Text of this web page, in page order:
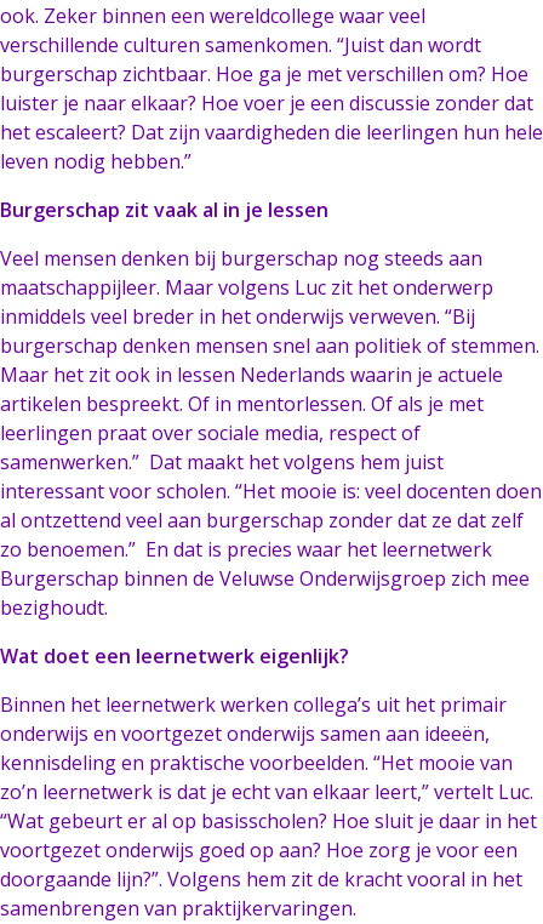
ook. Zeker binnen een wereldcollege waar veel
verschillende culturen samenkomen. “Juist dan wordt
burgerschap zichtbaar. Hoe ga je met verschillen om? Hoe
luister je naar elkaar? Hoe voer je een discussie zonder dat
het escaleert? Dat zijn vaardigheden die leerlingen hun hele
leven nodig hebben.”
Burgerschap zit vaak al in je lessen
Veel mensen denken bij burgerschap nog steeds aan
maatschappijleer. Maar volgens Luc zit het onderwerp
inmiddels veel breder in het onderwijs verweven. “Bij
burgerschap denken mensen snel aan politiek of stemmen.
Maar het zit ook in lessen Nederlands waarin je actuele
artikelen bespreekt. Of in mentorlessen. Of als je met
leerlingen praat over sociale media, respect of
samenwerken.” Dat maakt het volgens hem juist
interessant voor scholen. “Het mooie is: veel docenten doen
al ontzettend veel aan burgerschap zonder dat ze dat zelf
zo benoemen.” En dat is precies waar het leernetwerk
Burgerschap binnen de Veluwse Onderwijsgroep zich mee
bezighoudt.
Wat doet een leernetwerk eigenlijk?
Binnen het leernetwerk werken collega’s uit het primair
onderwijs en voortgezet onderwijs samen aan ideeën,
kennisdeling en praktische voorbeelden. “Het mooie van
zo’n leernetwerk is dat je echt van elkaar leert,” vertelt Luc.
“Wat gebeurt er al op basisscholen? Hoe sluit je daar in het
voortgezet onderwijs goed op aan? Hoe zorg je voor een
doorgaande lijn?”. Volgens hem zit de kracht vooral in het
samenbrengen van praktijkervaringen.